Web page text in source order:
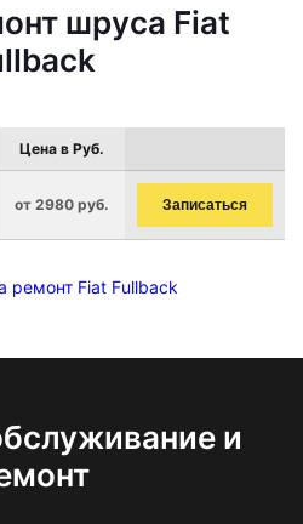
шруса Fiat
Цена в Руб.
от 2980 руб. Записаться
ремонт Fiat Fullback
и